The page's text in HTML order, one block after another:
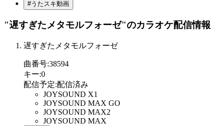
#うたスキ動画
"遅すぎたメタモルフォーゼ"のカラオケ配信情報
遅すぎたメタモルフォーゼ
曲番号:38594
キー:0
配信予定:配信済み
JOYSOUND X1
JOYSOUND MAX GO
JOYSOUND MAX2
JOYSOUND MAX